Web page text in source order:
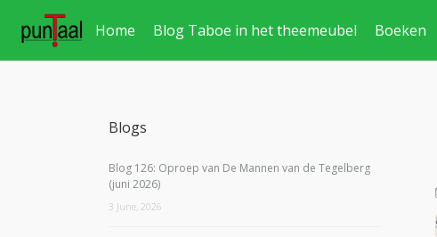
Home Blog Taboe in het theemeubel Boeken
Blogs
Blog 126: Oproep van De Mannen van de Tegelberg
(juni 2026)
3 June, 2026